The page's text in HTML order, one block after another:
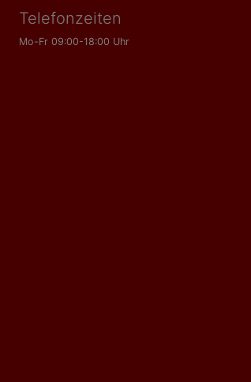
Telefonzeiten
Mo-Fr 09:00-18:00 Uhr